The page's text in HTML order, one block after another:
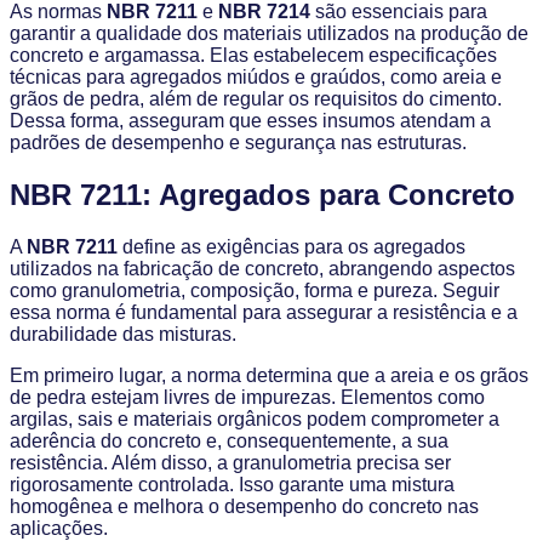
As normas NBR 7211 e NBR 7214 são essenciais para
garantir a qualidade dos materiais utilizados na produção de
concreto e argamassa. Elas estabelecem especificações
técnicas para agregados miúdos e graúdos, como areia e
grãos de pedra, além de regular os requisitos do cimento.
Dessa forma, asseguram que esses insumos atendam a
padrões de desempenho e segurança nas estruturas.
NBR 7211: Agregados para Concreto
A NBR 7211 define as exigências para os agregados
utilizados na fabricação de concreto, abrangendo aspectos
como granulometria, composição, forma e pureza. Seguir
essa norma é fundamental para assegurar a resistência e a
durabilidade das misturas.
Em primeiro lugar, a norma determina que a areia e os grãos
de pedra estejam livres de impurezas. Elementos como
argilas, sais e materiais orgânicos podem comprometer a
aderência do concreto e, consequentemente, a sua
resistência. Além disso, a granulometria precisa ser
rigorosamente controlada. Isso garante uma mistura
homogênea e melhora o desempenho do concreto nas
aplicações.